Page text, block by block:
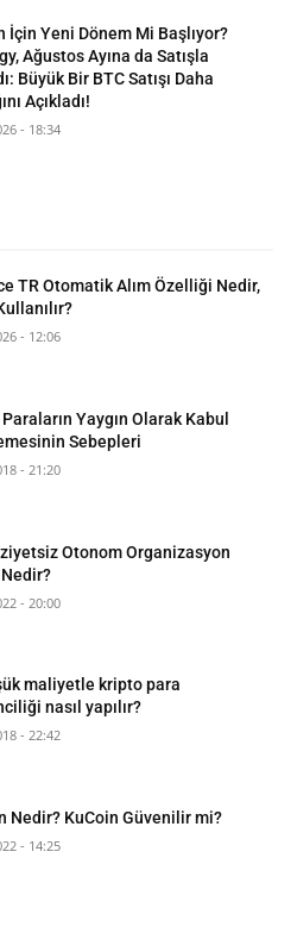
İçin Yeni Dönem Mi Başlıyor?
Ağustos Ayına da Satışla
Büyük Bir BTC Satışı Daha
Açıkladı!
- 18:34
TR Otomatik Alım Özelliği Nedir,
- 12:06
Yaygın Olarak Kabul
Sebepleri
- 21:20
Otonom Organizasyon
- 20:00
maliyetle kripto para
nasıl yapılır?
- 22:42
Nedir? KuCoin Güvenilir mi?
- 14:25